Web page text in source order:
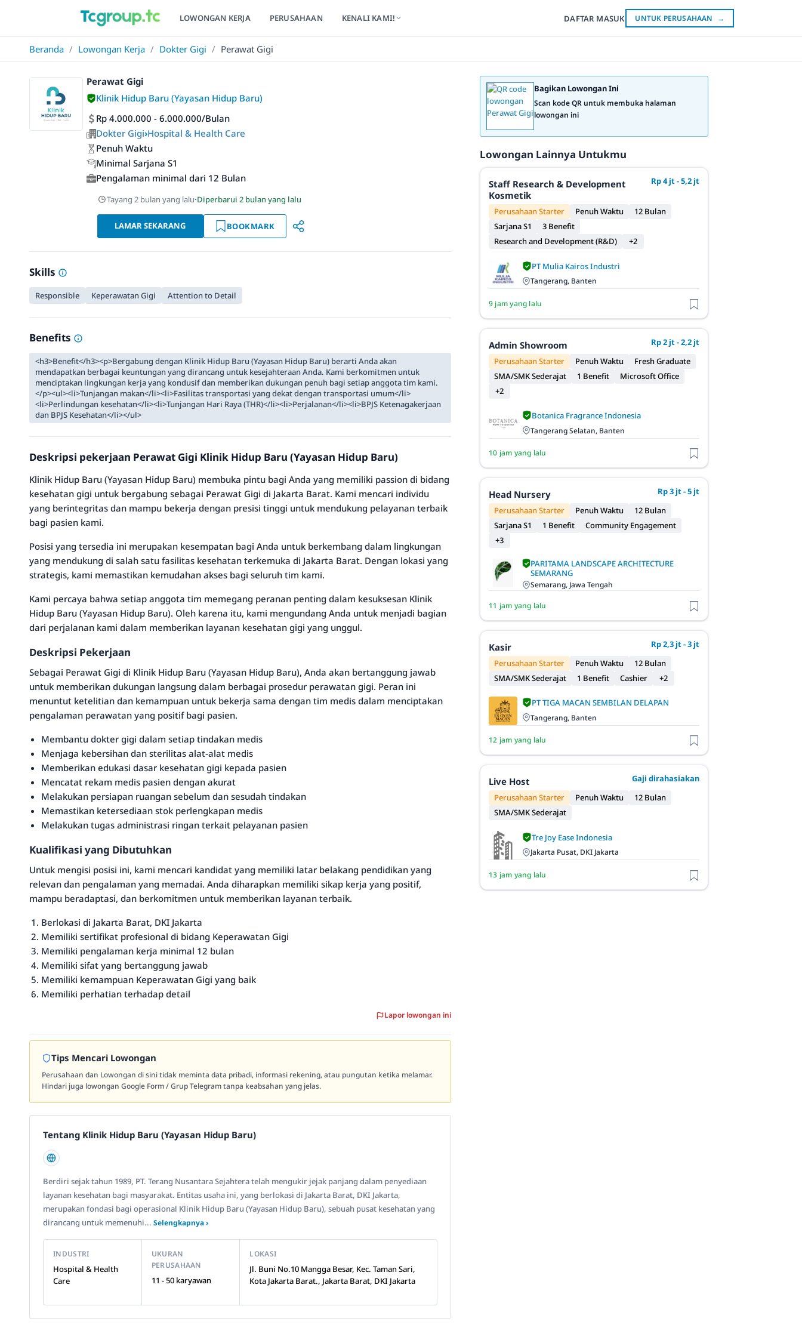
LOWONGAN KERJA PERUSAHAAN KENALI KAMI! DAFTAR MASUK UNTUK PERUSAHAAN →
Beranda / Lowongan Kerja / Dokter Gigi / Perawat Gigi
Perawat Gigi
Klinik Hidup Baru (Yayasan Hidup Baru)
Rp 4.000.000 - 6.000.000/Bulan
Dokter Gigi›Hospital & Health Care
Penuh Waktu
Minimal Sarjana S1
Pengalaman minimal dari 12 Bulan
Tayang 2 bulan yang lalu·Diperbarui 2 bulan yang lalu
LAMAR SEKARANG BOOKMARK
Skills
Responsible Keperawatan Gigi Attention to Detail
Benefits
<h3>Benefit</h3><p>Bergabung dengan Klinik Hidup Baru (Yayasan Hidup Baru) berarti Anda akan
mendapatkan berbagai keuntungan yang dirancang untuk kesejahteraan Anda. Kami berkomitmen untuk
menciptakan lingkungan kerja yang kondusif dan memberikan dukungan penuh bagi setiap anggota tim kami.
</p><ul><li>Tunjangan makan</li><li>Fasilitas transportasi yang dekat dengan transportasi umum</li>
<li>Perlindungan kesehatan</li><li>Tunjangan Hari Raya (THR)</li><li>Perjalanan</li><li>BPJS Ketenagakerjaan
dan BPJS Kesehatan</li></ul>
Deskripsi pekerjaan Perawat Gigi Klinik Hidup Baru (Yayasan Hidup Baru)
Klinik Hidup Baru (Yayasan Hidup Baru) membuka pintu bagi Anda yang memiliki passion di bidang
kesehatan gigi untuk bergabung sebagai Perawat Gigi di Jakarta Barat. Kami mencari individu
yang berintegritas dan mampu bekerja dengan presisi tinggi untuk mendukung pelayanan terbaik
bagi pasien kami.
Posisi yang tersedia ini merupakan kesempatan bagi Anda untuk berkembang dalam lingkungan
yang mendukung di salah satu fasilitas kesehatan terkemuka di Jakarta Barat. Dengan lokasi yang
strategis, kami memastikan kemudahan akses bagi seluruh tim kami.
Kami percaya bahwa setiap anggota tim memegang peranan penting dalam kesuksesan Klinik
Hidup Baru (Yayasan Hidup Baru). Oleh karena itu, kami mengundang Anda untuk menjadi bagian
dari perjalanan kami dalam memberikan layanan kesehatan gigi yang unggul.
Deskripsi Pekerjaan
Sebagai Perawat Gigi di Klinik Hidup Baru (Yayasan Hidup Baru), Anda akan bertanggung jawab
untuk memberikan dukungan langsung dalam berbagai prosedur perawatan gigi. Peran ini
menuntut ketelitian dan kemampuan untuk bekerja sama dengan tim medis dalam menciptakan
pengalaman perawatan yang positif bagi pasien.
Membantu dokter gigi dalam setiap tindakan medis
Menjaga kebersihan dan sterilitas alat-alat medis
Memberikan edukasi dasar kesehatan gigi kepada pasien
Mencatat rekam medis pasien dengan akurat
Melakukan persiapan ruangan sebelum dan sesudah tindakan
Memastikan ketersediaan stok perlengkapan medis
Melakukan tugas administrasi ringan terkait pelayanan pasien
Kualifikasi yang Dibutuhkan
Untuk mengisi posisi ini, kami mencari kandidat yang memiliki latar belakang pendidikan yang
relevan dan pengalaman yang memadai. Anda diharapkan memiliki sikap kerja yang positif,
mampu beradaptasi, dan berkomitmen untuk memberikan layanan terbaik.
Berlokasi di Jakarta Barat, DKI Jakarta
Memiliki sertifikat profesional di bidang Keperawatan Gigi
Memiliki pengalaman kerja minimal 12 bulan
Memiliki sifat yang bertanggung jawab
Memiliki kemampuan Keperawatan Gigi yang baik
Memiliki perhatian terhadap detail
Lapor lowongan ini
Tips Mencari Lowongan
Perusahaan dan Lowongan di sini tidak meminta data pribadi, informasi rekening, atau pungutan ketika melamar.
Hindari juga lowongan Google Form / Grup Telegram tanpa keabsahan yang jelas.
Tentang Klinik Hidup Baru (Yayasan Hidup Baru)
Berdiri sejak tahun 1989, PT. Terang Nusantara Sejahtera telah mengukir jejak panjang dalam penyediaan
layanan kesehatan bagi masyarakat. Entitas usaha ini, yang berlokasi di Jakarta Barat, DKI Jakarta,
merupakan fondasi bagi operasional Klinik Hidup Baru (Yayasan Hidup Baru), sebuah pusat kesehatan yang
dirancang untuk memenuhi... Selengkapnya ›
INDUSTRI
Hospital & Health
Care
UKURAN
PERUSAHAAN
11 - 50 karyawan
LOKASI
Jl. Buni No.10 Mangga Besar, Kec. Taman Sari,
Kota Jakarta Barat., Jakarta Barat, DKI Jakarta
Bagikan Lowongan Ini
Scan kode QR untuk membuka halaman
lowongan ini
Lowongan Lainnya Untukmu
Staff Research & Development
Kosmetik
Rp 4 jt - 5,2 jt
Perusahaan Starter Penuh Waktu
12 Bulan
Sarjana S1
3 Benefit
Research and Development (R&D)
+2
PT Mulia Kairos Industri
Tangerang, Banten
9 jam yang lalu
Admin Showroom
Rp 2 jt - 2,2 jt
Perusahaan Starter
Penuh Waktu
Fresh Graduate
SMA/SMK Sederajat
1 Benefit
Microsoft Office
+2
Botanica Fragrance Indonesia
Tangerang Selatan, Banten
10 jam yang lalu
Head Nursery
Rp 3 jt - 5 jt
Perusahaan Starter
Penuh Waktu
12 Bulan
Sarjana S1
1 Benefit
Community Engagement
+3
PARITAMA LANDSCAPE ARCHITECTURE
SEMARANG
Semarang, Jawa Tengah
11 jam yang lalu
Kasir
Rp 2,3 jt - 3 jt
Perusahaan Starter
Penuh Waktu
12 Bulan
SMA/SMK Sederajat
1 Benefit Cashier +2
PT TIGA MACAN SEMBILAN DELAPAN
Tangerang, Banten
12 jam yang lalu
Live Host
Gaji dirahasiakan
Perusahaan Starter
Penuh Waktu
12 Bulan
SMA/SMK Sederajat
Tre Joy Ease Indonesia
Jakarta Pusat, DKI Jakarta
13 jam yang lalu